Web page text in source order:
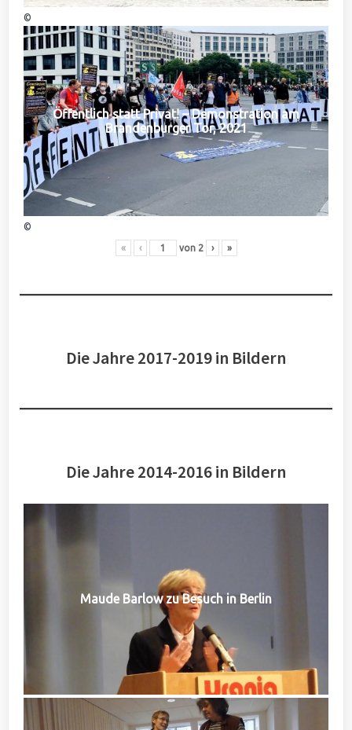
©
Öffentlich statt Privat! – Demonstration am
Brandenburger Tor, 2021
©
« ‹ von 2 › »
Die Jahre 2017-2019 in Bildern
Die Jahre 2014-2016 in Bildern
Maude Barlow zu Besuch in Berlin